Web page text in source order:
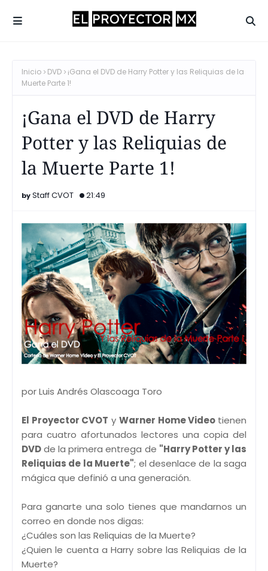
Inicio DVD
¡Gana el DVD de Harry Potter y las Reliquias de la
Muerte Parte 1!
¡Gana el DVD de Harry
Potter y las Reliquias de
la Muerte Parte 1!
Staff CVOT 21:49
por Luis Andrés Olascoaga Toro
El Proyector CVOT y Warner Home Video tienen
para cuatro afortunados lectores una copia del
DVDde la primera entrega de "Harry Potter y las
Reliquias de la Muerte"; el desenlace de la saga
mágica que definió a una generación.
Para ganarte una solo tienes que mandarnos un
correo en donde nos digas:
¿Cuáles son las Reliquias de la Muerte?
¿Quien le cuenta a Harry sobre las Reliquias de la
Muerte?